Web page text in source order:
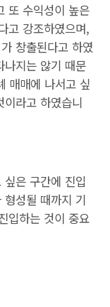
또 수익성이 높은
고 강조하였으며,
창출된다고 하였
나지는 않기 때문
매매에 나서고 싶
라고 하였습니
은 구간에 진입
성될 때까지 기
입하는 것이 중요